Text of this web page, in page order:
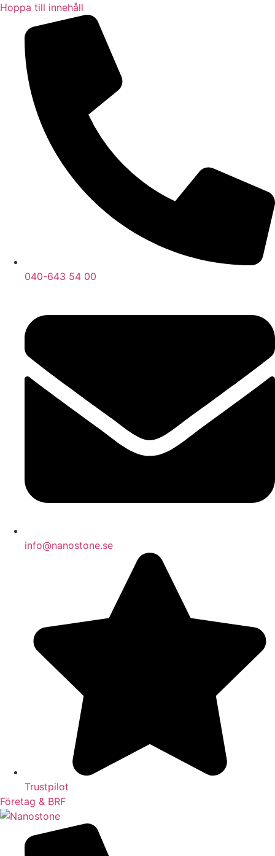
Hoppa till innehåll
040-643 54 00
info@nanostone.se
Trustpilot
Företag & BRF